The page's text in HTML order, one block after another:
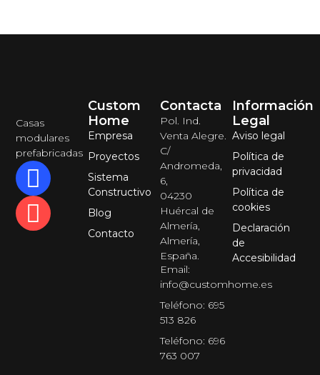
Casas
modulares
prefabricadas
Custom
Home
Empresa
Proyectos
Sistema
Constructivo
Blog
Contacto
Contacta
Pol. Ind.
Venta Alegre.
C/
Andromeda,
6,
04230
Huércal de
Almería,
Almería,
España.
Email:
info@customhome.es
Teléfono: 695
513 826
Teléfono: 696
763 007
Información
Legal
Aviso legal
Política de
privacidad
Política de
cookies
Declaración
de
Accesibilidad